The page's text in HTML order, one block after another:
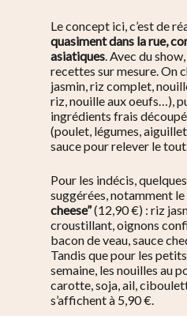
Le concept ici, c’est de
quasiment dans la rue,
asiatiques. Avec du
recettes sur mesure. On
jasmin, riz complet,
riz, nouille aux oeufs…),
ingrédients frais
(poulet, légumes,
sauce pour relever le
Pour les indécis,
suggérées, notamment le
cheese”(12,90 €) : riz
croustillant, oignons
bacon de veau, sauce
Tandis que pour les
semaine, les nouilles au
carotte, soja, ail,
s’affichent à 5,90 €.